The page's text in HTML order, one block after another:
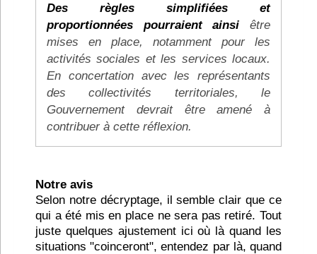
Des règles simplifiées et
proportionnées pourraient ainsi être
mises en place, notamment pour les
activités sociales et les services locaux.
En concertation avec les représentants
des collectivités territoriales, le
Gouvernement devrait être amené à
contribuer à cette réflexion.
Notre avis
Selon notre décryptage, il semble clair que ce
qui a été mis en place ne sera pas retiré. Tout
juste quelques ajustement ici où là quand les
situations "coinceront", entendez par là, quand